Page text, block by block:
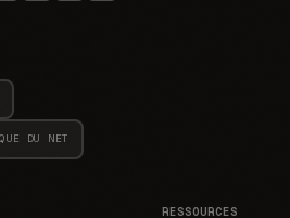
DU NET
RESSOURCES